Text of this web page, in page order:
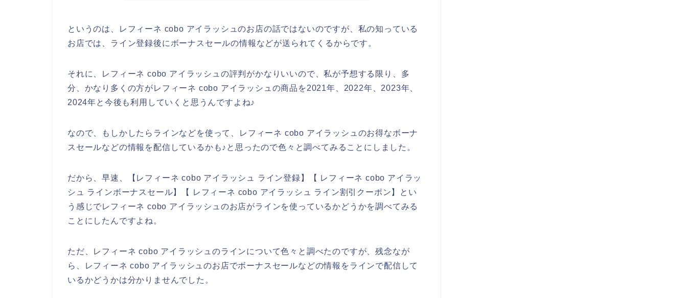
というのは、レフィーネ cobo アイラッシュのお店の話ではないのですが、私の知っている
お店では、ライン登録後にボーナスセールの情報などが送られてくるからです。
それに、レフィーネ cobo アイラッシュの評判がかなりいいので、私が予想する限り、多
分、かなり多くの方がレフィーネ cobo アイラッシュの商品を2021年、2022年、2023年、
2024年と今後も利用していくと思うんですよね♪
なので、もしかしたらラインなどを使って、レフィーネ cobo アイラッシュのお得なボーナ
スセールなどの情報を配信しているかも♪と思ったので色々と調べてみることにしました。
だから、早速、【レフィーネ cobo アイラッシュ ライン登録】【 レフィーネ cobo アイラッ
シュ ラインボーナスセール】【 レフィーネ cobo アイラッシュ ライン割引クーポン】とい
う感じでレフィーネ cobo アイラッシュのお店がラインを使っているかどうかを調べてみる
ことにしたんですよね。
ただ、レフィーネ cobo アイラッシュのラインについて色々と調べたのですが、残念なが
ら、レフィーネ cobo アイラッシュのお店でボーナスセールなどの情報をラインで配信して
いるかどうかは分かりませんでした。